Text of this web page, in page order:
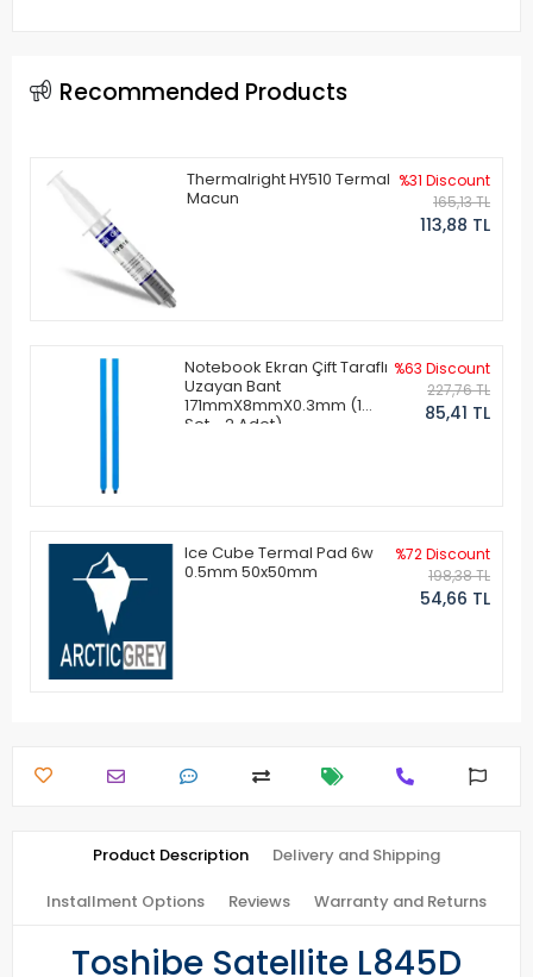
Recommended Products
Thermalright HY510 Termal
Macun
%31 Discount
165,13 TL
113,88 TL
Notebook Ekran Çift Taraflı
Uzayan Bant
171mmX8mmX0.3mm (1
Set - 2 Adet)
%63 Discount
227,76 TL
85,41 TL
Ice Cube Termal Pad 6w
0.5mm 50x50mm
%72 Discount
198,38 TL
54,66 TL
Product Description Delivery and Shipping
Installment Options Reviews Warranty and Returns
Toshibe Satellite L845D